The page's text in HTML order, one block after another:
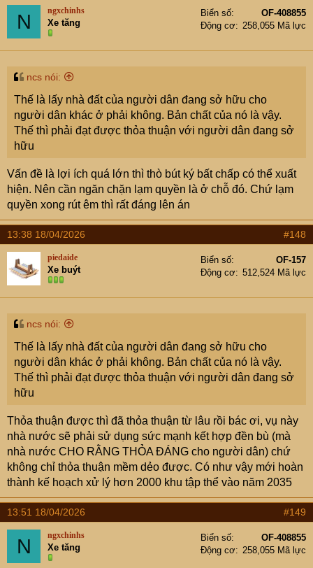
t
n
s
N ngxchinhs
Xe tăng
Biển số
OF-408855
Động cơ
258,055 Mã lực
ncs nói:
Thế là lấy nhà đất của người dân đang sở hữu cho
người dân khác ở phải không. Bản chất của nó là vậy.
Thế thì phải đạt được thỏa thuận với người dân đang sở
hữu
Vấn đề là lợi ích quá lớn thì thò bút ký bất chấp có thể xuất
hiện. Nên cần ngăn chặn lạm quyền là ở chỗ đó. Chứ lạm
quyền xong rút êm thì rất đáng lên án
13:38 18/04/2026 #148
piedaide
Xe buýt
Biển số
OF-157
Động cơ
512,524 Mã lực
ncs nói:
Thế là lấy nhà đất của người dân đang sở hữu cho
người dân khác ở phải không. Bản chất của nó là vậy.
Thế thì phải đạt được thỏa thuận với người dân đang sở
hữu
Thỏa thuận được thì đã thỏa thuận từ lâu rồi bác ơi, vụ này
nhà nước sẽ phải sử dụng sức mạnh kết hợp đền bù (mà
nhà nước CHO RẰNG THỎA ĐÁNG cho người dân) chứ
không chỉ thỏa thuận mềm dẻo được. Có như vậy mới hoàn
thành kế hoạch xử lý hơn 2000 khu tập thể vào năm 2035
13:51 18/04/2026 #149
N ngxchinhs
Xe tăng
Biển số
OF-408855
Động cơ
258,055 Mã lực